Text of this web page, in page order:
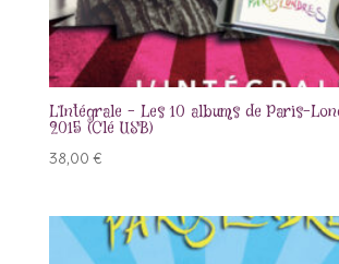
L’Intégrale – Les 10 albums de Paris-
2015 (Clé USB)
38,00 €